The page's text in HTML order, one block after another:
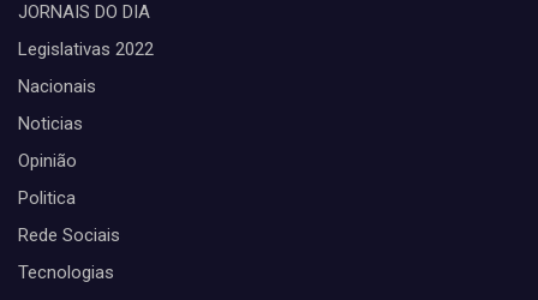
JORNAIS DO DIA
Legislativas 2022
Nacionais
Noticias
Opinião
Politica
Rede Sociais
Tecnologias